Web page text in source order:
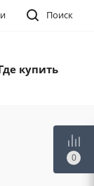
Поиск
купить
0